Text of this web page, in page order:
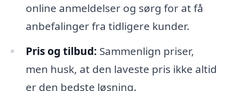
online anmeldelser og sørg for at få
anbefalinger fra tidligere kunder.
Pris og tilbud: Sammenlign priser,
men husk, at den laveste pris ikke altid
er den bedste løsning.